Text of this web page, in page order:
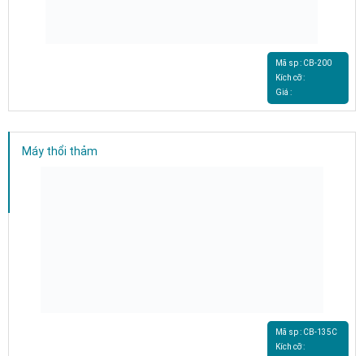
Mã sp : CB-200
Kích cỡ :
Giá :
Máy thổi thảm
Mã sp : CB-135C
Kích cỡ :